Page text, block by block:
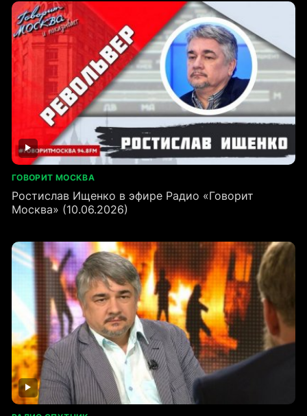
ГОВОРИТ МОСКВА
Ростислав Ищенко в эфире Радио «Говорит
Москва» (10.06.2026)